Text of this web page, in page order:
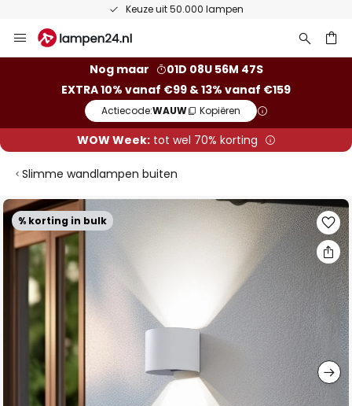
Keuze uit 50.000 lampen
naar
Nog maar
01D 08U 56M 46S
EXTRA 10% vanaf €99 & 13% vanaf €159
Actiecode:WAUW Kopiëren
WOW Week:tot wel 70% korting
Slimme wandlampen buiten
% korting in bulk
Ga
naar
het
einde
afbeeldingen-
gallerij